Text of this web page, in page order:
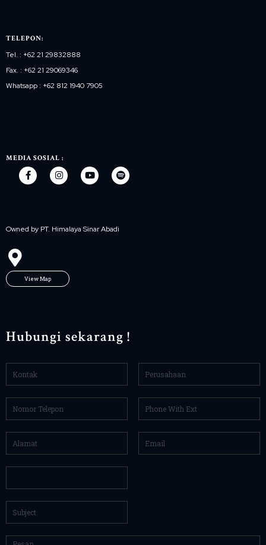
TELEPON:
Tel. : +62 21 29832888
Fax. : +62 21 29069346
Whatsapp : +62 812 1940 7905
MEDIA SOSIAL :
Owned by PT. Himalaya Sinar Abadi
View Map
Hubungi sekarang !